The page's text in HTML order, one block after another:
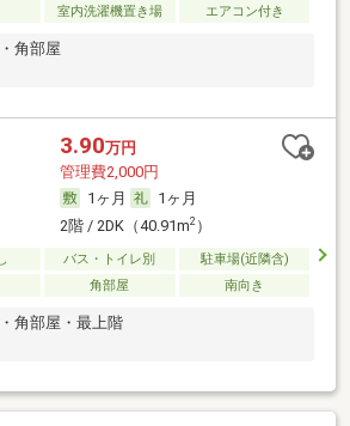
室内洗濯機置き場 エアコン付き
角部屋
3.90万円
管理費2,000円
1ヶ月
1ヶ月
2階 / 2DK（40.91m2）
バス・トイレ別
駐車場(近隣含)
角部屋 南向き
角部屋・最上階